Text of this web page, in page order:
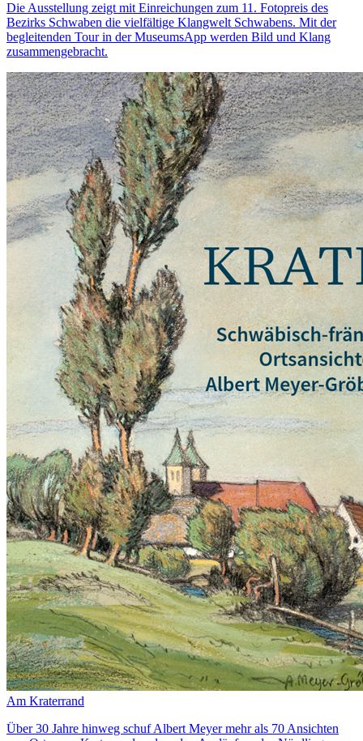
Die Ausstellung zeigt mit Einreichungen zum 11. Fotopreis des
Bezirks Schwaben die vielfältige Klangwelt Schwabens. Mit der
begleitenden Tour in der MuseumsApp werden Bild und Klang
zusammengebracht.
Am Kraterrand
Über 30 Jahre hinweg schuf Albert Meyer mehr als 70 Ansichten